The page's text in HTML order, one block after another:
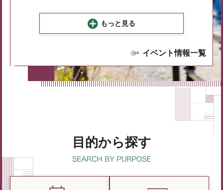
もっと見る
イベント情報一覧
目的から探す